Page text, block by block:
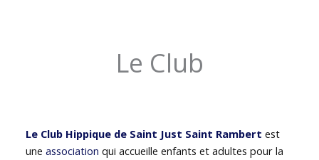
Le Club
Le Club Hippique de Saint Just Saint Rambert est
uneassociation qui accueille enfants et adultes pour la